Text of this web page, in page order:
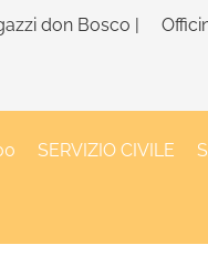
don Bosco |
SERVIZIO CIVILE